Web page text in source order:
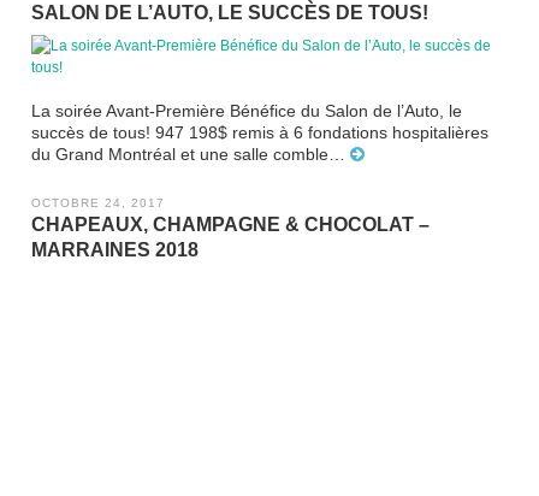
SALON DE L’AUTO, LE SUCCÈS DE TOUS!
La soirée Avant-Première Bénéfice du Salon de l’Auto, le
succès de tous! 947 198$ remis à 6 fondations hospitalières
du Grand Montréal et une salle comble…
OCTOBRE 24, 2017
CHAPEAUX, CHAMPAGNE & CHOCOLAT –
MARRAINES 2018